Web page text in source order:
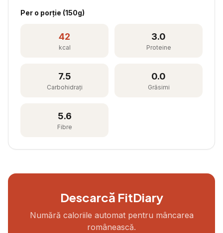
Per o porție (150g)
42
kcal
3.0
Proteine
7.5
Carbohidrați
0.0
Grăsimi
5.6
Fibre
Descarcă FitDiary
Numără caloriile automat pentru mâncarea
românească.